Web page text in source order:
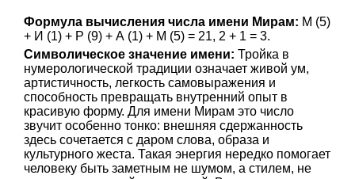
Формула вычисления числа имени Мирам: М (5)
+ И (1) + Р (9) + А (1) + М (5) = 21, 2 + 1 = 3.
Символическое значение имени: Тройка в
нумерологической традиции означает живой ум,
артистичность, легкость самовыражения и
способность превращать внутренний опыт в
красивую форму. Для имени Мирам это число
звучит особенно тонко: внешняя сдержанность
здесь сочетается с даром слова, образа и
культурного жеста. Такая энергия нередко помогает
человеку быть заметным не шумом, а стилем, не